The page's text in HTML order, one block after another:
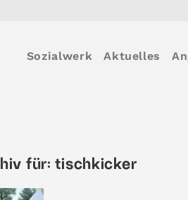
Sozialwerk Aktuelles
für:tischkicker